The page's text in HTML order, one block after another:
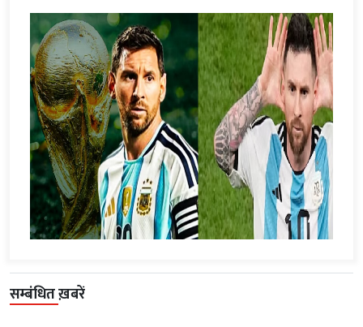
सम्बंधित ख़बरें